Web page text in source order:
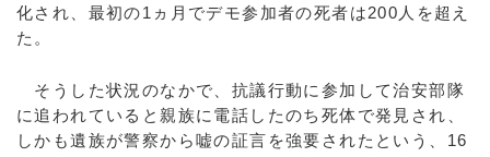
化され、最初の1ヵ月でデモ参加者の死者は200人を超え
た。
そうした状況のなかで、抗議行動に参加して治安部隊
に追われていると親族に電話したのち死体で発見され、
しかも遺族が警察から嘘の証言を強要されたという、16